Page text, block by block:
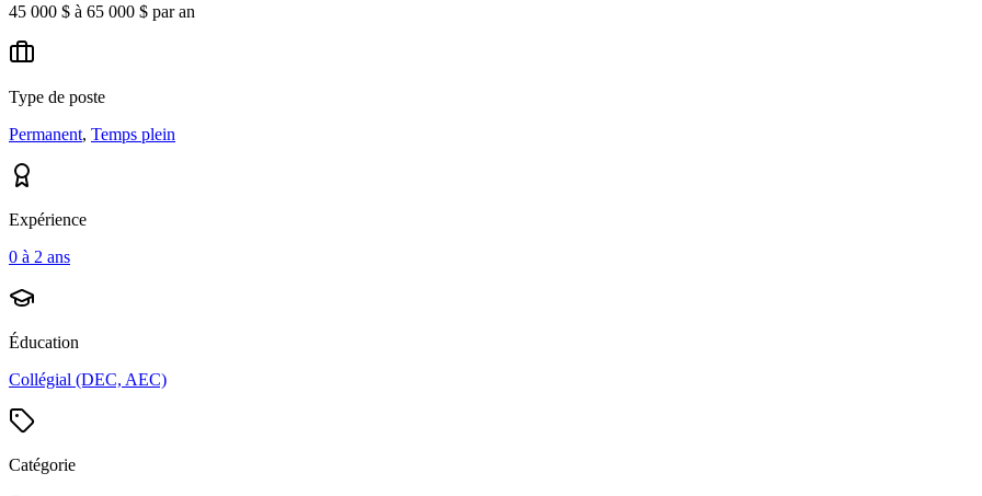
45 000 $ à 65 000 $ par an
Type de poste
Permanent, Temps plein
Expérience
0 à 2 ans
Éducation
Collégial (DEC, AEC)
Catégorie